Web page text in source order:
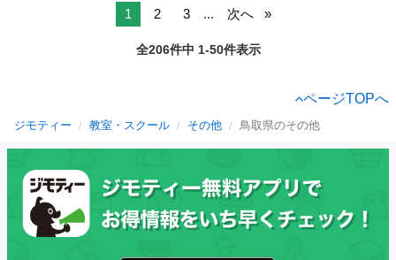
1 2 3 ... 次へ
全206件中 1-50件表示
ページTOPへ
ジモティー 教室・スクール その他 鳥取県のその他